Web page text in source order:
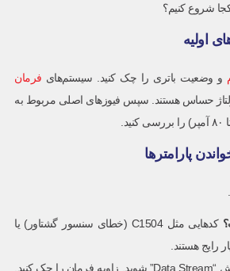
شروع کنیم؟
اولیه
و وضعیت باتری را چک کنید. سیستم‌های فرمان
حساس هستند. سپس فیوزهای اصلی مربوط به
پارامترها
کدهایی مثل C1504 (خطای سنسور گشتاور) یا
وارد بخش “Data Stream” شوید. زاویه فرمان را چک کنید.